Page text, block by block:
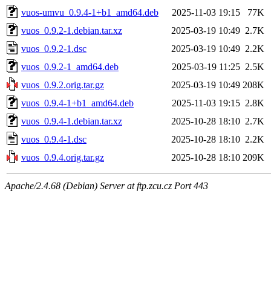
vuos-umvu_0.9.4-1+b1_amd64.deb
2025-11-03 19:15
77K
vuos_0.9.2-1.debian.tar.xz
2025-03-19 10:49 2.7K
vuos_0.9.2-1.dsc
2025-03-19 10:49 2.2K
vuos_0.9.2-1_amd64.deb
2025-03-19 11:25 2.5K
vuos_0.9.2.orig.tar.gz
2025-03-19 10:49 208K
vuos_0.9.4-1+b1_amd64.deb
2025-11-03 19:15 2.8K
vuos_0.9.4-1.debian.tar.xz
2025-10-28 18:10 2.7K
vuos_0.9.4-1.dsc
2025-10-28 18:10 2.2K
vuos_0.9.4.orig.tar.gz
2025-10-28 18:10 209K
Apache/2.4.68 (Debian) Server at ftp.zcu.cz Port 443